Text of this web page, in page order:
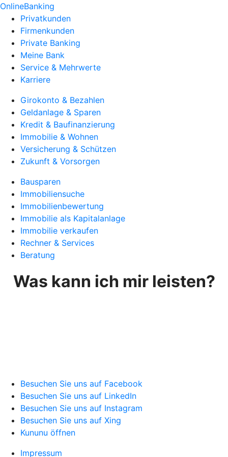
OnlineBanking
Privatkunden
Firmenkunden
Private Banking
Meine Bank
Service & Mehrwerte
Karriere
Girokonto & Bezahlen
Geldanlage & Sparen
Kredit & Baufinanzierung
Immobilie & Wohnen
Versicherung & Schützen
Zukunft & Vorsorgen
Bausparen
Immobiliensuche
Immobilienbewertung
Immobilie als Kapitalanlage
Immobilie verkaufen
Rechner & Services
Beratung
Was kann ich mir leisten?
Besuchen Sie uns auf Facebook
Besuchen Sie uns auf LinkedIn
Besuchen Sie uns auf Instagram
Besuchen Sie uns auf Xing
Kununu öffnen
Impressum